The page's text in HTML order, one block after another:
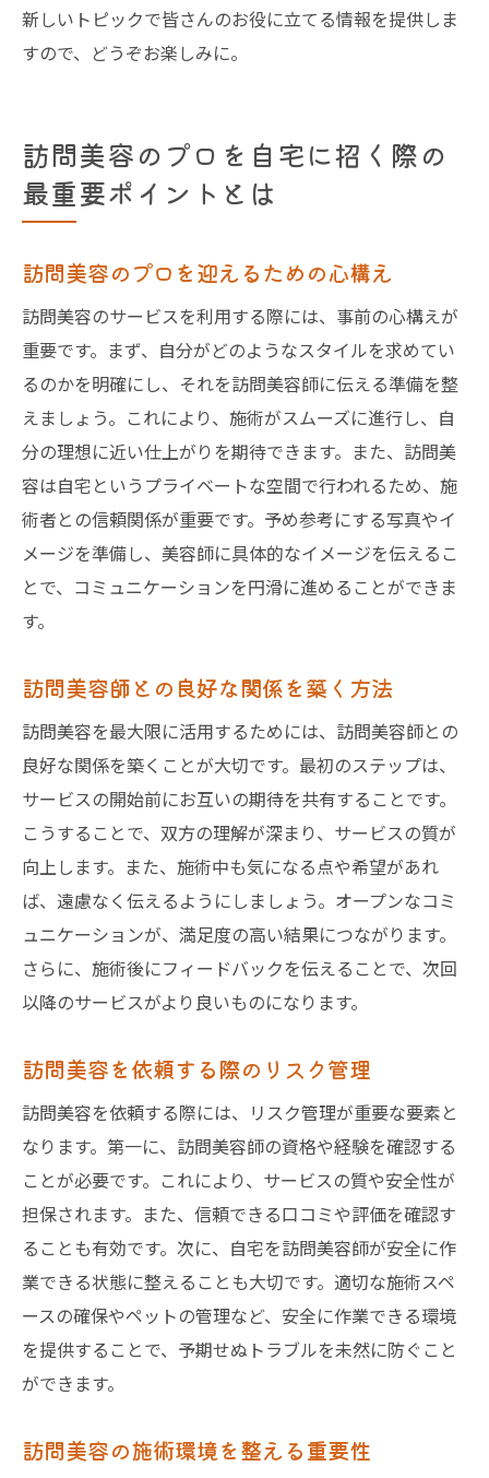
新しいトピックで皆さんのお役に立てる情報を提供しま
すので、どうぞお楽しみに。
訪問美容のプロを自宅に招く際の
最重要ポイントとは
訪問美容のプロを迎えるための心構え
訪問美容のサービスを利用する際には、事前の心構えが
重要です。まず、自分がどのようなスタイルを求めてい
るのかを明確にし、それを訪問美容師に伝える準備を整
えましょう。これにより、施術がスムーズに進行し、自
分の理想に近い仕上がりを期待できます。また、訪問美
容は自宅というプライベートな空間で行われるため、施
術者との信頼関係が重要です。予め参考にする写真やイ
メージを準備し、美容師に具体的なイメージを伝えるこ
とで、コミュニケーションを円滑に進めることができま
す。
訪問美容師との良好な関係を築く方法
訪問美容を最大限に活用するためには、訪問美容師との
良好な関係を築くことが大切です。最初のステップは、
サービスの開始前にお互いの期待を共有することです。
こうすることで、双方の理解が深まり、サービスの質が
向上します。また、施術中も気になる点や希望があれ
ば、遠慮なく伝えるようにしましょう。オープンなコミ
ュニケーションが、満足度の高い結果につながります。
さらに、施術後にフィードバックを伝えることで、次回
以降のサービスがより良いものになります。
訪問美容を依頼する際のリスク管理
訪問美容を依頼する際には、リスク管理が重要な要素と
なります。第一に、訪問美容師の資格や経験を確認する
ことが必要です。これにより、サービスの質や安全性が
担保されます。また、信頼できる口コミや評価を確認す
ることも有効です。次に、自宅を訪問美容師が安全に作
業できる状態に整えることも大切です。適切な施術スペ
ースの確保やペットの管理など、安全に作業できる環境
を提供することで、予期せぬトラブルを未然に防ぐこと
ができます。
訪問美容の施術環境を整える重要性